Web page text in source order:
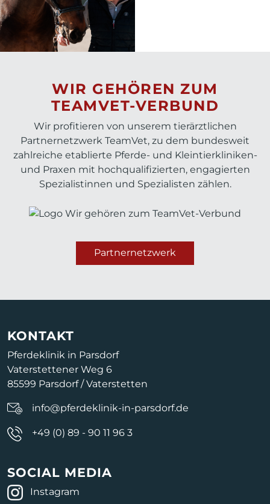
WIR GEHÖREN ZUM
TEAMVET-VERBUND
Wir profitieren von unserem tierärztlichen
Partnernetzwerk TeamVet, zu dem bundesweit
zahlreiche etablierte Pferde- und Kleintierkliniken-
und Praxen mit hochqualifizierten, engagierten
Spezialistinnen und Spezialisten zählen.
Partnernetzwerk
KONTAKT
Pferdeklinik in Parsdorf
Vaterstettener Weg 6
85599 Parsdorf / Vaterstetten
info@pferdeklinik-in-parsdorf.de
+49 (0) 89 - 90 11 96 3
SOCIAL MEDIA
Instagram